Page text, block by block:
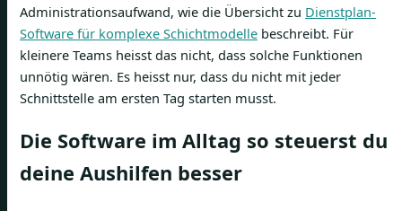
Administrationsaufwand, wie die Übersicht zu Dienstplan-
Software für komplexe Schichtmodelle beschreibt. Für
kleinere Teams heisst das nicht, dass solche Funktionen
unnötig wären. Es heisst nur, dass du nicht mit jeder
Schnittstelle am ersten Tag starten musst.
Die Software im Alltag so steuerst du
deine Aushilfen besser